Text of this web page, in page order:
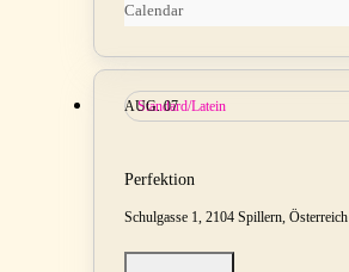
Calendar
Standard/Latein
AUG.07
Perfektion
Schulgasse 1, 2104 Spillern, Österreich